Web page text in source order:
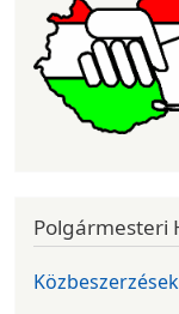
Polgármesteri
Közbeszerzések